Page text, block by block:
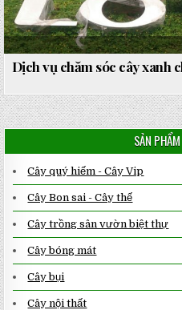
Dịch vụ chăm sóc cây xanh
SẢN
Cây quý hiếm - Cây Vip
Cây Bon sai - Cây thế
Cây trồng sân vườn biệt thự
Cây bóng mát
Cây bụi
Cây nội thất